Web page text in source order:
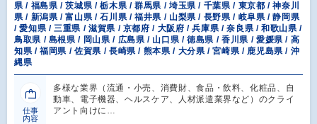
県 / 福島県 / 茨城県 / 栃木県 / 群馬県 / 埼玉県 / 千葉県 / 東京都 / 神奈川
県 / 新潟県 / 富山県 / 石川県 / 福井県 / 山梨県 / 長野県 / 岐阜県 / 静岡県
/ 愛知県 / 三重県 / 滋賀県 / 京都府 / 大阪府 / 兵庫県 / 奈良県 / 和歌山県 /
鳥取県 / 島根県 / 岡山県 / 広島県 / 山口県 / 徳島県 / 香川県 / 愛媛県 / 高
知県 / 福岡県 / 佐賀県 / 長崎県 / 熊本県 / 大分県 / 宮崎県 / 鹿児島県 / 沖
縄県
仕事
内容
多様な業界（流通・小売、消費財、食品・飲料、化粧品、自
動車、電子機器、ヘルスケア、人材派遣業界など）のクライ
アント向けに…